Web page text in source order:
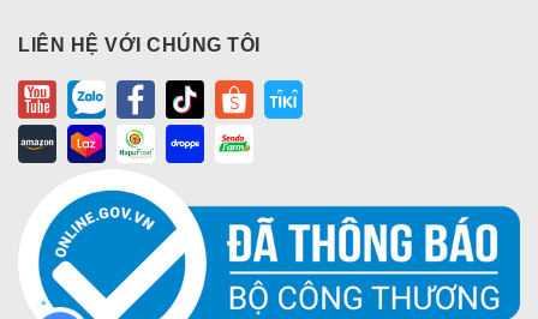
LIÊN HỆ VỚI CHÚNG TÔI